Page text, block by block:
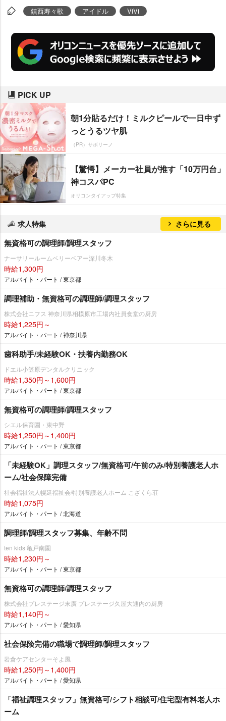
鎮西寿々歌 アイドル ViVi
PICK UP
朝1分貼るだけ！ミルクピールで一日中ず
っとうるツヤ肌
（PR）サボリーノ
【驚愕】メーカー社員が推す「10万円台」
神コスパPC
オリコンタイアップ特集
求人特集 さらに見る
無資格可の調理師/調理スタッフ
ナーサリールームベリーベアー深川冬木
時給1,300円
アルバイト・パート / 東京都
調理補助・無資格可の調理師/調理スタッフ
株式会社ニフス 神奈川県相模原市工場内社員食堂の厨房
時給1,225円～
アルバイト・パート / 神奈川県
歯科助手/未経験OK・扶養内勤務OK
ドエル小笠原デンタルクリニック
時給1,350円～1,600円
アルバイト・パート / 東京都
無資格可の調理師/調理スタッフ
シエル保育園・東中野
時給1,250円～1,400円
アルバイト・パート / 東京都
「未経験OK」調理スタッフ/無資格可/午前のみ/特別養護老人ホ
ーム/社会保障完備
社会福祉法人幌延福祉会/特別養護老人ホーム こざくら荘
時給1,075円
アルバイト・パート / 北海道
調理師/調理スタッフ募集、年齢不問
ten kids 亀戸南園
時給1,230円～
アルバイト・パート / 東京都
無資格可の調理師/調理スタッフ
株式会社プレステージ末廣 プレステージ久屋大通内の厨房
時給1,140円～
アルバイト・パート / 愛知県
社会保険完備の職場で調理師/調理スタッフ
倉ケアセンターそよ風
時給1,250円～1,400円
アルバイト・パート / 愛知県
「福祉調理スタッフ」無資格可/シフト相談可/住宅型有料老人ホ
ーム